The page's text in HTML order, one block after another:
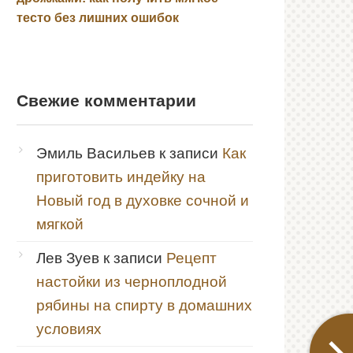
тесто без лишних ошибок
Свежие комментарии
Эмиль Васильев к записи Как
приготовить индейку на
Новый год в духовке сочной и
мягкой
Лев Зуев к записи Рецепт
настойки из черноплодной
рябины на спирту в домашних
условиях